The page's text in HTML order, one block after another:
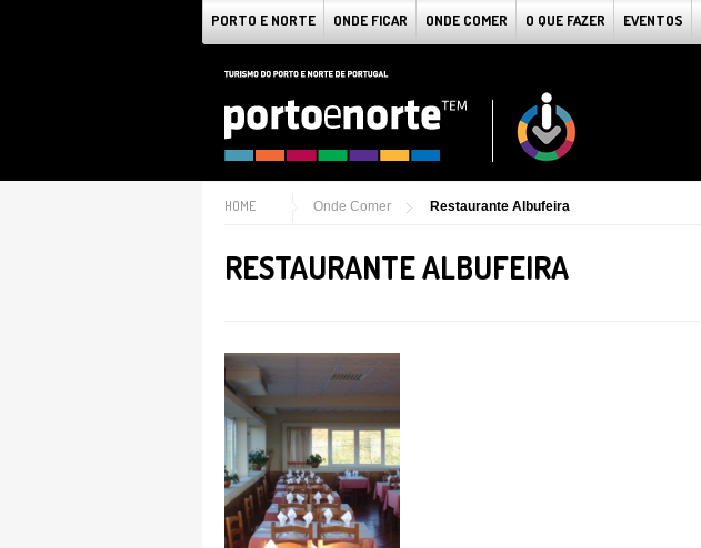
PORTO E NORTE ONDE FICAR ONDE COMER O QUE FAZER EVENTOS
HOME Onde Comer Restaurante Albufeira
RESTAURANTE ALBUFEIRA